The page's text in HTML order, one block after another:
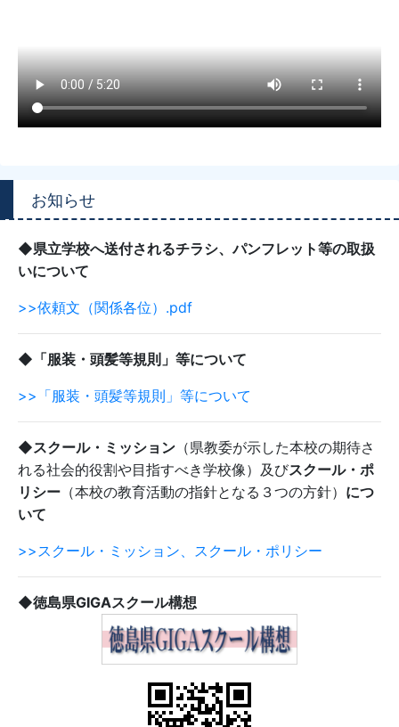
お知らせ
◆県立学校へ送付されるチラシ、パンフレット等の取扱
いについて
>>依頼文（関係各位）.pdf
◆「服装・頭髪等規則」等について
>>「服装・頭髪等規則」等について
◆スクール・ミッション （県教委が示した本校の期待さ
れる社会的役割や目指すべき学校像）及びスクール・ポ
リシー （本校の教育活動の指針となる３つの方針） につ
いて
>>スクール・ミッション、スクール・ポリシー
◆徳島県GIGAスクール構想